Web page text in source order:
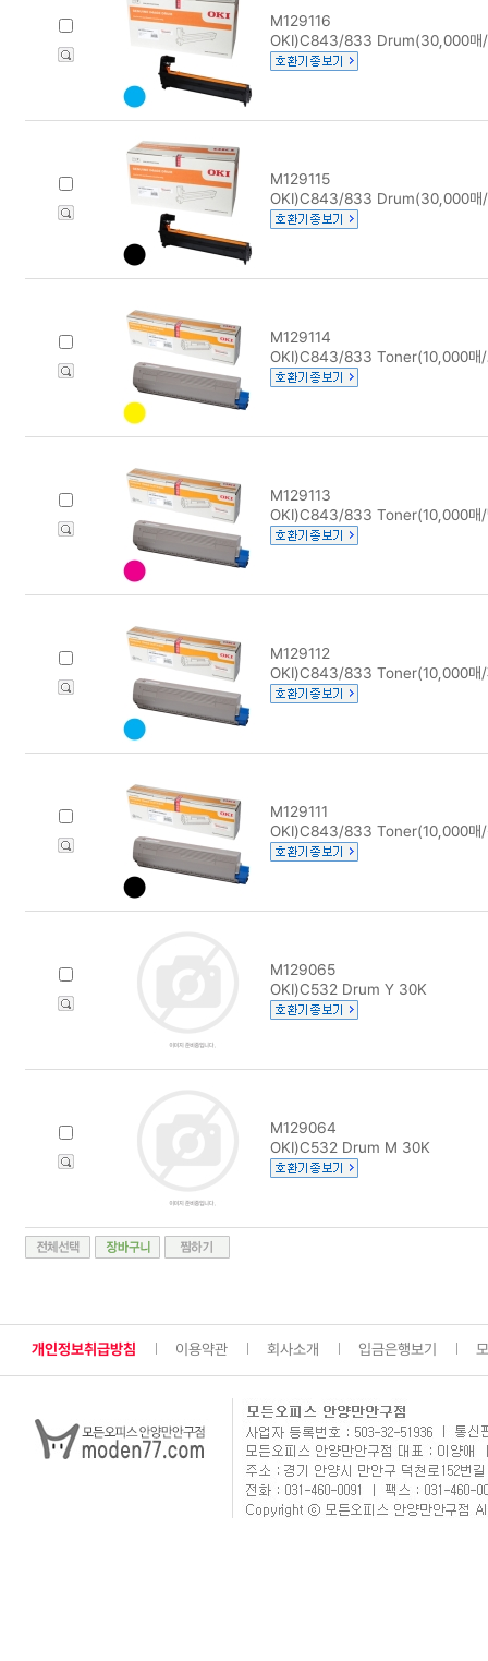
M129116
OKI)C843/833 Drum(30,000매/
M129115
OKI)C843/833 Drum(30,000매/
M129114
OKI)C843/833 Toner(10,000매/
M129113
OKI)C843/833 Toner(10,000매/
M129112
OKI)C843/833 Toner(10,000매/
M129111
OKI)C843/833 Toner(10,000매/
M129065
OKI)C532 Drum Y 30K
M129064
OKI)C532 Drum M 30K
개인정보취급방침 이용약관 회사소개 입금은행보기